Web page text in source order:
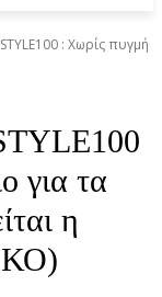
: Χωρίς πυγμή
για τα
η